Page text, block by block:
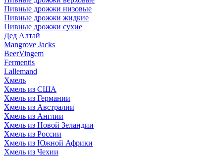
Пивные дрожжи низовые
Пивные дрожжи жидкие
Пивные дрожжи сухие
Дед Алтай
Mangrove Jacks
BeerVingem
Fermentis
Lallemand
Хмель
Хмель из США
Хмель из Германии
Хмель из Австралии
Хмель из Англии
Хмель из Новой Зеландии
Хмель из России
Хмель из Южной Африки
Хмель из Чехии